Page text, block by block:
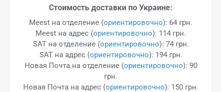
Стоимость доставки по Украине:
Meest на отделение (ориентировочно): 64 грн.
Meest на адрес (ориентировочно): 114 грн.
SAT на отделение (ориентировочно): 74 грн.
SAT на адрес (ориентировочно): 194 грн.
Новая Почта на отделение (ориентировочно): 90
грн.
Новая Почта на адрес (ориентировочно): 150 грн.